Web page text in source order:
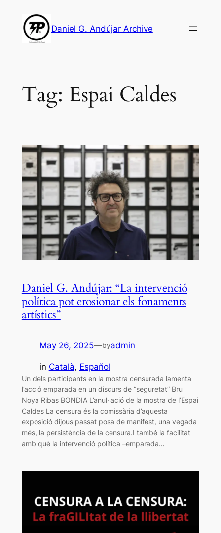
content
Daniel G. Andújar Archive
Tag: Espai Caldes
Daniel G. Andújar: “La intervenció
política pot erosionar els fonaments
artístics”
May 26, 2025—byadmin
in Català, Español
Un dels participants en la mostra censurada lamenta
l’acció emparada en un discurs de “seguretat” Bru
Noya Ribas BONDIA L’anul·lació de la mostra de l’Espai
Caldes La censura és la comissària d’aquesta
exposició dijous passat posa de manifest, una vegada
més, la persistència de la censura.I també la facilitat
amb què la intervenció política –emparada…